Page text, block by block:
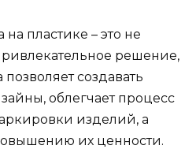
пластике – это не
решение,
создавать
облегчает процесс
изделий, а
их ценности.